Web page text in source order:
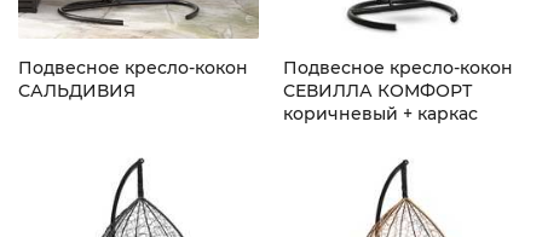
Подвесное кресло-кокон
САЛЬДИВИЯ
Подвесное кресло-кокон
СЕВИЛЛА КОМФОРТ
коричневый + каркас